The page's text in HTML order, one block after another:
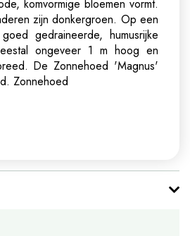
komvormige bloemen vormt.
zijn donkergroen. Op een
gedraineerde, humusrijke
ongeveer 1 m hoog en
De Zonnehoed 'Magnus'
Zonnehoed